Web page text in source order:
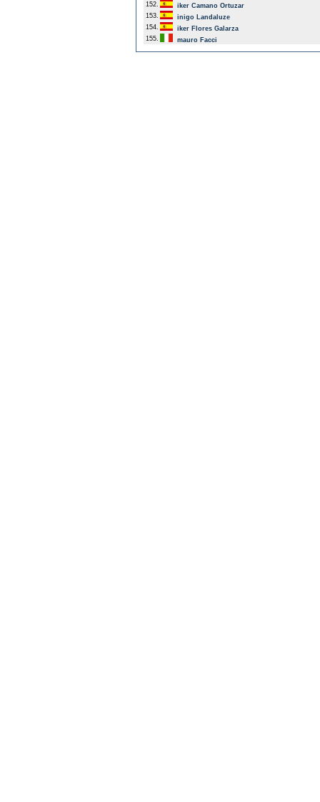
152.
iker Camano Ortuzar
153.
inigo Landaluze
154.
iker Flores Galarza
155.
mauro Facci